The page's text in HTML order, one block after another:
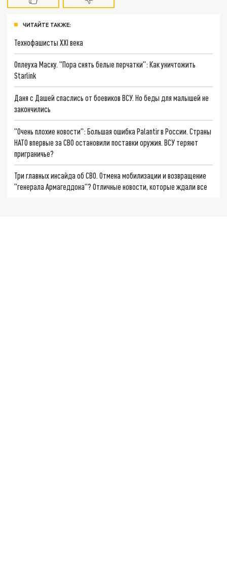
ЧИТАЙТЕ ТАКЖЕ:
Технофашисты XXI века
Оплеуха Маску. "Пора снять белые перчатки": Как уничтожить
Starlink
Даня с Дашей спаслись от боевиков ВСУ. Но беды для малышей не
закончились
"Очень плохие новости": Большая ошибка Palantir в России. Страны
НАТО впервые за СВО остановили поставки оружия. ВСУ теряют
приграничье?
Три главных инсайда об СВО. Отмена мобилизации и возвращение
"генерала Армагеддона"? Отличные новости, которые ждали все